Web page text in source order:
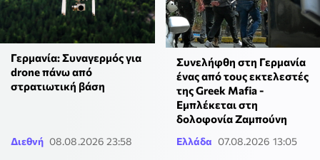
Γερμανία: Συναγερμός για
drone πάνω από
στρατιωτική βάση
Διεθνή 08.08.2026 23:58
Συνελήφθη στη Γερμανία
ένας από τους εκτελεστές
της Greek Mafia -
Εμπλέκεται στη
δολοφονία Ζαμπούνη
Ελλάδα 07.08.2026 13:05